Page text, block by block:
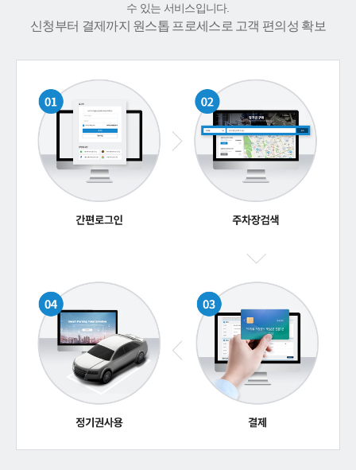
수 있는 서비스입니다.
신청부터 결제까지 원스톱 프로세스로 고객 편의성 확보